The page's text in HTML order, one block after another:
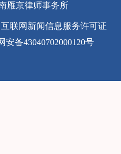
雁京律师事务所
互联网新闻信息服务许可证
安备43040702000120号